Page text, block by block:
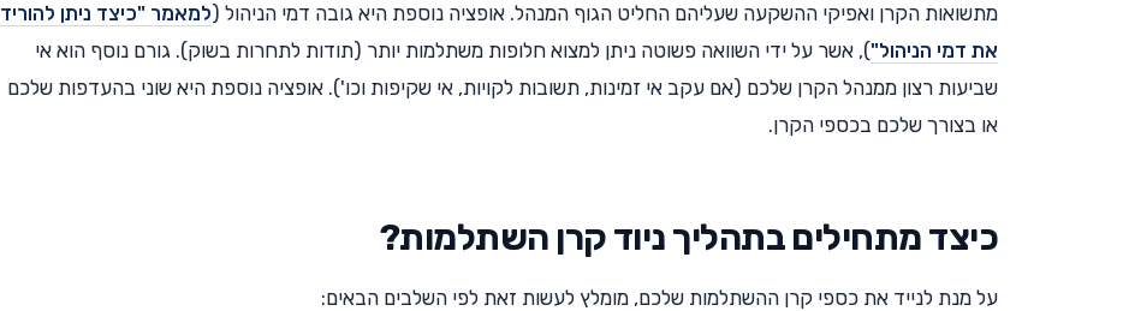
מתשואות הקרן ואפיקי ההשקעה שעליהם החליט הגוף המנהל. אופציה נוספת היא גובה דמי הניהול (למאמר "כיצד ניתן להוריד
את דמי הניהול"), אשר על ידי השוואה פשוטה ניתן למצוא חלופות משתלמות יותר (תודות לתחרות בשוק). גורם נוסף הוא אי
שביעות רצון ממנהל הקרן שלכם (אם עקב אי זמינות, תשובות לקויות, אי שקיפות וכו'). אופציה נוספת היא שוני בהעדפות שלכם
או בצורך שלכם בכספי הקרן.
כיצד מתחילים בתהליך ניוד קרן השתלמות?
על מנת לנייד את כספי קרן ההשתלמות שלכם, מומלץ לעשות זאת לפי השלבים הבאים: